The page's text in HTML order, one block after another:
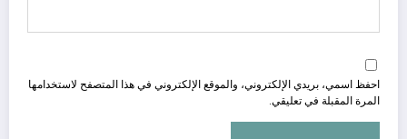
احفظ اسمي، بريدي الإلكتروني، والموقع الإلكتروني في هذا المتصفح لاستخدامها
المرة المقبلة في تعليقي.